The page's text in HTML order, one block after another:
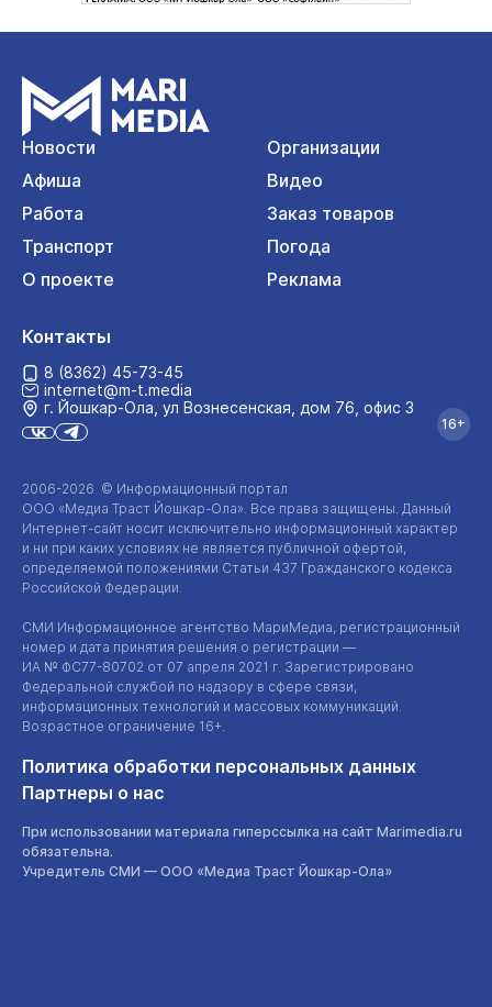
Новости
Организации
Афиша
Видео
Работа
Заказ товаров
Транспорт
Погода
О проекте
Реклама
2006-2026 © Информационный портал
ООО «Медиа Траст Йошкар-Ола». Все права защищены. Данный
Интернет-сайт носит исключительно информационный характер
и ни при каких условиях не является публичной офертой,
определяемой положениями Статьи 437 Гражданского кодекса
Российской Федерации.
СМИ Информационное агентство МариМедиа, регистрационный
номер и дата принятия решения о регистрации —
ИА № ФС77-80702 от 07 апреля 2021 г. Зарегистрировано
Федеральной службой по надзору в сфере связи,
информационных технологий и массовых коммуникаций.
Возрастное ограничение 16+.
Политика обработки персональных данных
Партнеры о нас
При использовании материала гиперссылка на сайт Marimedia.ru
обязательна.
Учредитель СМИ — ООО «Медиа Траст Йошкар-Ола»
Контакты
8 (8362) 45-73-45
internet@m-t.media
г. Йошкар‑Ола, ул Вознесенская, дом 76, офис 3
16+